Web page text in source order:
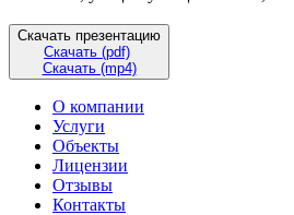
Скачать презентацию
Скачать (pdf)
Скачать (mp4)
О компании
Услуги
Объекты
Лицензии
Отзывы
Контакты